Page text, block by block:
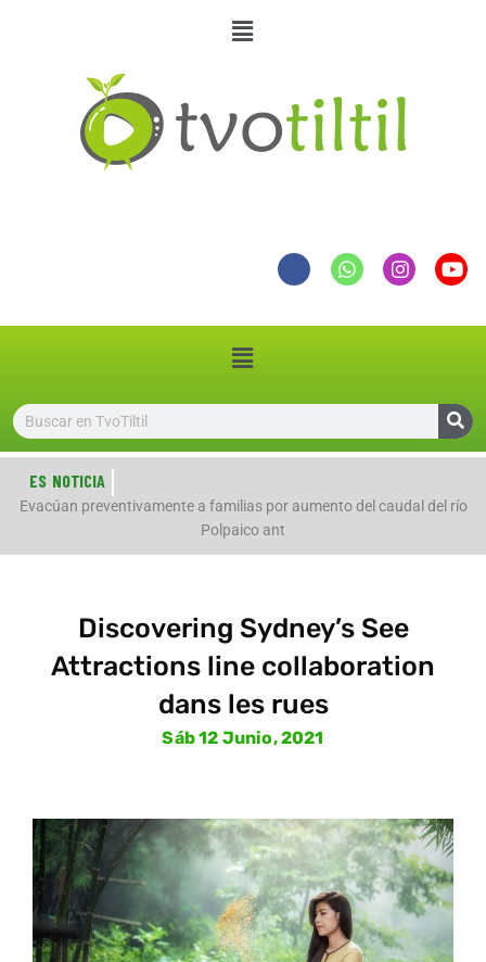
ES NOTICIA
Evacúan preventivamente a familias por aumento del caudal del río
Polpaico ant
Discovering Sydney’s See
Attractions line collaboration
dans les rues
Sáb 12 Junio, 2021